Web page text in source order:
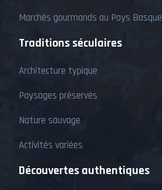
Marchés gourmands au Pays Basque
Traditions séculaires
Architecture typique
Paysages préservés
Nature sauvage
Activités variées
Découvertes authentiques